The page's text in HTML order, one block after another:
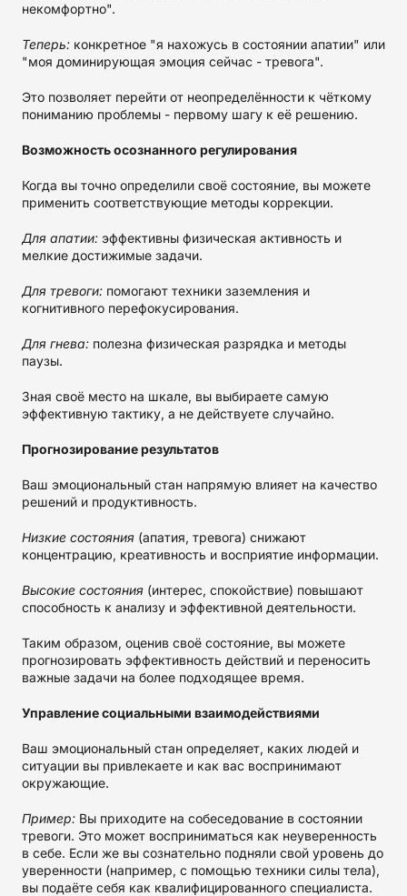
некомфортно".
Теперь: конкретное "я нахожусь в состоянии апатии" или
"моя доминирующая эмоция сейчас - тревога".
Это позволяет перейти от неопределённости к чёткому
пониманию проблемы - первому шагу к её решению.
Возможность осознанного регулирования
Когда вы точно определили своё состояние, вы можете
применить соответствующие методы коррекции.
Для апатии: эффективны физическая активность и
мелкие достижимые задачи.
Для тревоги: помогают техники заземления и
когнитивного перефокусирования.
Для гнева: полезна физическая разрядка и методы
паузы.
Зная своё место на шкале, вы выбираете самую
эффективную тактику, а не действуете случайно.
Прогнозирование результатов
Ваш эмоциональный стан напрямую влияет на качество
решений и продуктивность.
Низкие состояния (апатия, тревога) снижают
концентрацию, креативность и восприятие информации.
Высокие состояния (интерес, спокойствие) повышают
способность к анализу и эффективной деятельности.
Таким образом, оценив своё состояние, вы можете
прогнозировать эффективность действий и переносить
важные задачи на более подходящее время.
Управление социальными взаимодействиями
Ваш эмоциональный стан определяет, каких людей и
ситуации вы привлекаете и как вас воспринимают
окружающие.
Пример: Вы приходите на собеседование в состоянии
тревоги. Это может восприниматься как неуверенность
в себе. Если же вы сознательно подняли свой уровень до
уверенности (например, с помощью техники силы тела),
вы подаёте себя как квалифицированного специалиста.